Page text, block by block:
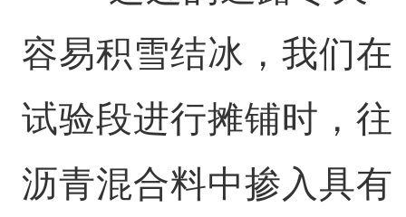
容易积雪结冰，我们在
试验段进行摊铺时，往
沥青混合料中掺入具有